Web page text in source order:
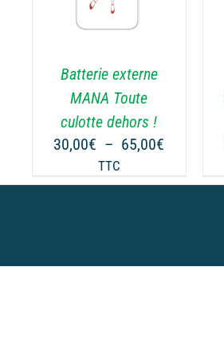
Batterie externe
MANA Toute
culotte dehors !
30,00€ – 65,00€
prix :
TTC
LES
OPTIONS
PEUVENT
ÊTRE
CHOISIES
SUR
LA